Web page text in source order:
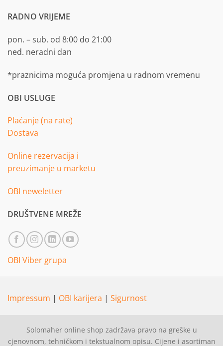
RADNO VRIJEME
pon. – sub. od 8:00 do 21:00
ned. neradni dan
*praznicima moguća promjena u radnom vremenu
OBI USLUGE
Plaćanje (na rate)
Dostava
Online rezervacija i
preuzimanje u marketu
OBI neweletter
DRUŠTVENE MREŽE
OBI Viber grupa
Impressum | OBI karijera | Sigurnost
Solomaher online shop zadržava pravo na greške u
cjenovnom, tehničkom i tekstualnom opisu. Cijene i asortiman